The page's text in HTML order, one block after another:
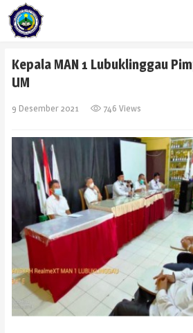
Kepala MAN 1 Lubuklinggau
UM
9 Desember 2021 746 Views